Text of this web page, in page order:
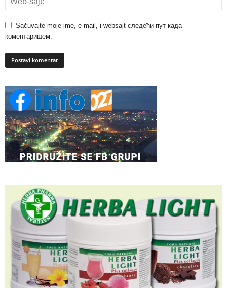
Sačuvajte moje ime, e-mail, i websajt следећи пут када
коментаришем.